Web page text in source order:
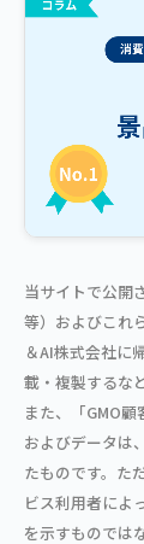
当サイトで公開
等）およびこれ
＆AI株式会社に
載・複製するな
また、「GMO
およびデータは
たものです。た
ビス利用者によ
を示すものでは